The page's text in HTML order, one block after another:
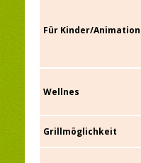
Für Kinder/Animation
Wellnes
Grillmöglichkeit